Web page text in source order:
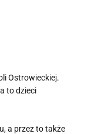
Ostrowieckiej.
to dzieci
a przez to także